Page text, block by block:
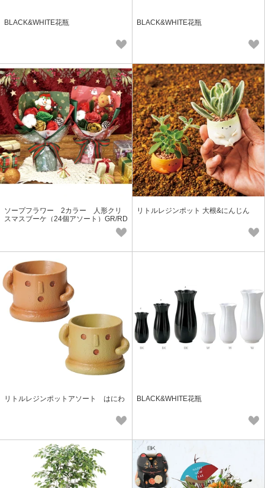
BLACK&WHITE花瓶 BLACK&WHITE花瓶
ソープフラワー 2カラー 人形クリ
スマスブーケ（24個アソート）GR/RD
リトルレジンポット 大根&にんじん
リトルレジンポットアソート はにわ BLACK&WHITE花瓶